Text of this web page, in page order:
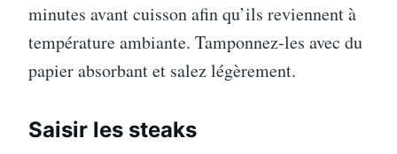
minutes avant cuisson afin qu’ils reviennent à
température ambiante. Tamponnez-les avec du
papier absorbant et salez légèrement.
Saisir les steaks